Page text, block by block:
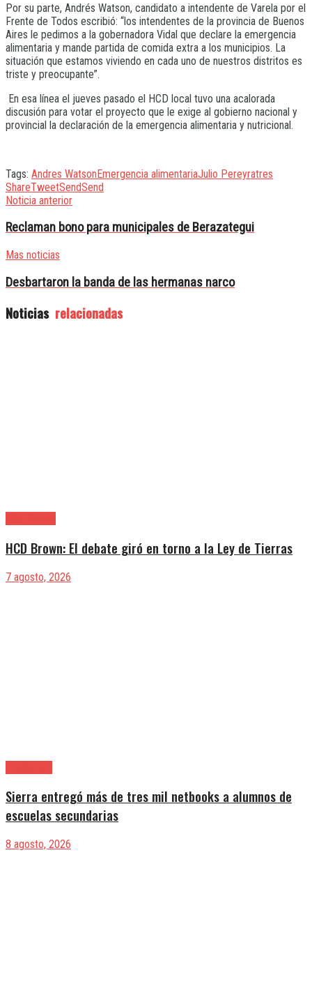
Por su parte, Andrés Watson, candidato a intendente de Varela por el
Frente de Todos escribió: “los intendentes de la provincia de Buenos
Aires le pedimos a la gobernadora Vidal que declare la emergencia
alimentaria y mande partida de comida extra a los municipios. La
situación que estamos viviendo en cada uno de nuestros distritos es
triste y preocupante”.
En esa línea el jueves pasado el HCD local tuvo una acalorada
discusión para votar el proyecto que le exige al gobierno nacional y
provincial la declaración de la emergencia alimentaria y nutricional.
Tags: Andres WatsonEmergencia alimentariaJulio Pereyratres
ShareTweetSendSend
Noticia anterior
Reclaman bono para municipales de Berazategui
Mas noticias
Desbartaron la banda de las hermanas narco
Noticias relacionadas
HCD Brown: El debate giró en torno a la Ley de Tierras
7 agosto, 2026
Sierra entregó más de tres mil netbooks a alumnos de
escuelas secundarias
8 agosto, 2026